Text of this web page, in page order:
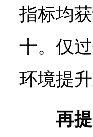
指标均
十。仅
环境提
再